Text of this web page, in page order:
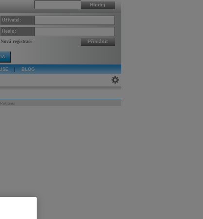
Hledej
Uživatel:
Heslo:
Nová registrace Přihlásit
BLOG
Reklama